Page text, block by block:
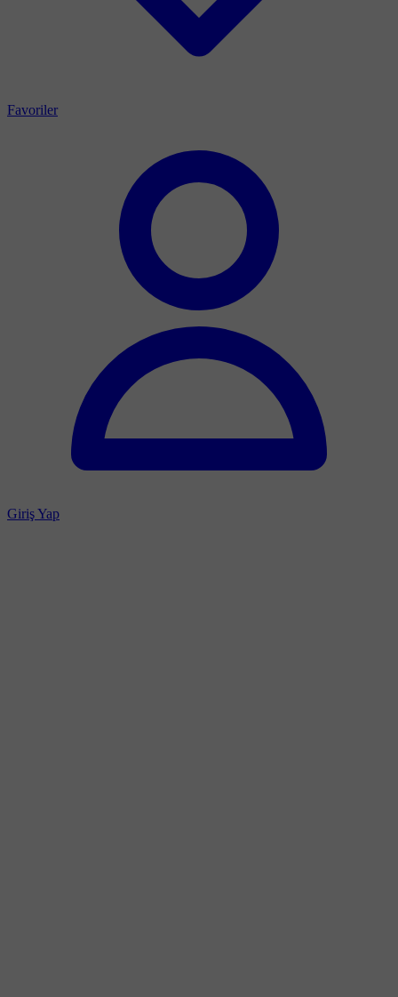
Favoriler
Giriş Yap